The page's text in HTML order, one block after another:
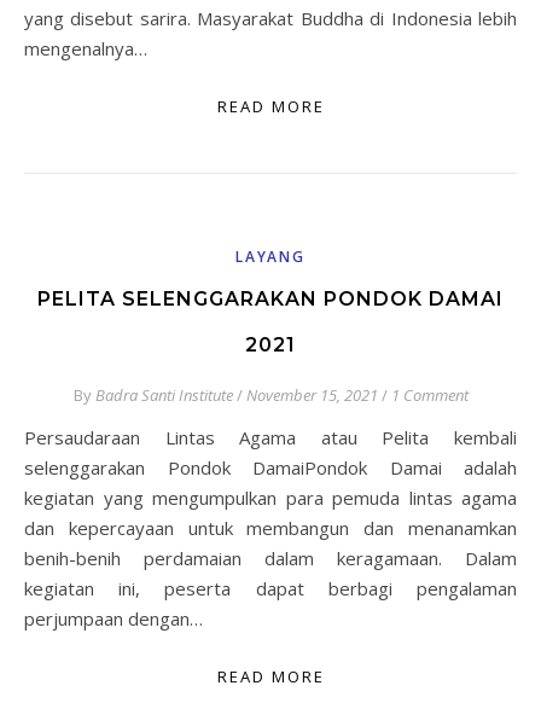
yang disebut sarira. Masyarakat Buddha di Indonesia lebih
mengenalnya…
READ MORE
LAYANG
PELITA SELENGGARAKAN PONDOK DAMAI
2021
ByBadra Santi Institute/November 15, 2021 / 1 Comment
Persaudaraan Lintas Agama atau Pelita kembali
selenggarakan Pondok DamaiPondok Damai adalah
kegiatan yang mengumpulkan para pemuda lintas agama
dan kepercayaan untuk membangun dan menanamkan
benih-benih perdamaian dalam keragamaan. Dalam
kegiatan ini, peserta dapat berbagi pengalaman
perjumpaan dengan…
READ MORE